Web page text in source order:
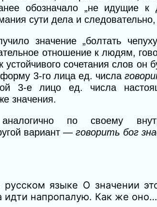
обозначало „не идущие к
сути дела и
значение „болтать
отношение к людям,
сочетания слов он
3-го лица ед. числа
3-е лицо ед. числа
значения.
аналогично по своему
вариант — говорить бог
языке О значении
идти напропалую. Как же оно…